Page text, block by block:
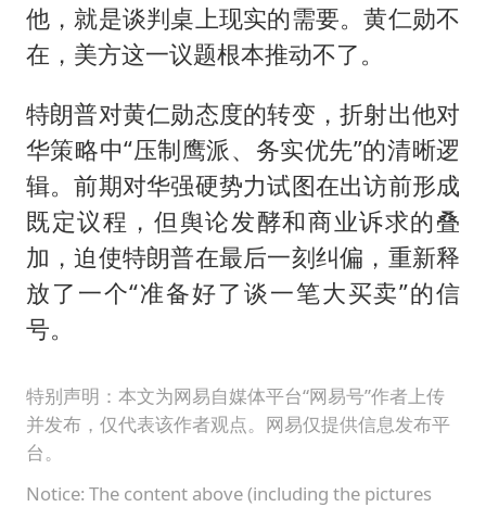
他，就是谈判桌上现实的需要。黄仁勋不
在，美方这一议题根本推动不了。
特朗普对黄仁勋态度的转变，折射出他对
华策略中“压制鹰派、务实优先”的清晰逻
辑。前期对华强硬势力试图在出访前形成
既定议程，但舆论发酵和商业诉求的叠
加，迫使特朗普在最后一刻纠偏，重新释
放了一个“准备好了谈一笔大买卖”的信
号。
特别声明：本文为网易自媒体平台“网易号”作者上传
并发布，仅代表该作者观点。网易仅提供信息发布平
台。
Notice: The content above (including the pictures